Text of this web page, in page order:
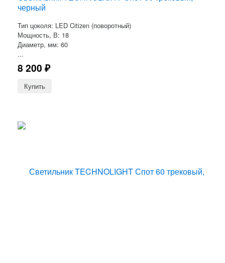
черный
Тип цоколя: LED Citizen (поворотный)
Мощность, В: 18
Диаметр, мм: 60
...
8 200 ₽